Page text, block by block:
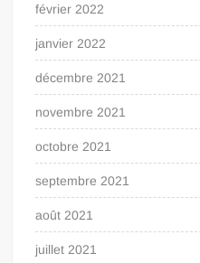
février 2022
janvier 2022
décembre 2021
novembre 2021
octobre 2021
septembre 2021
août 2021
juillet 2021